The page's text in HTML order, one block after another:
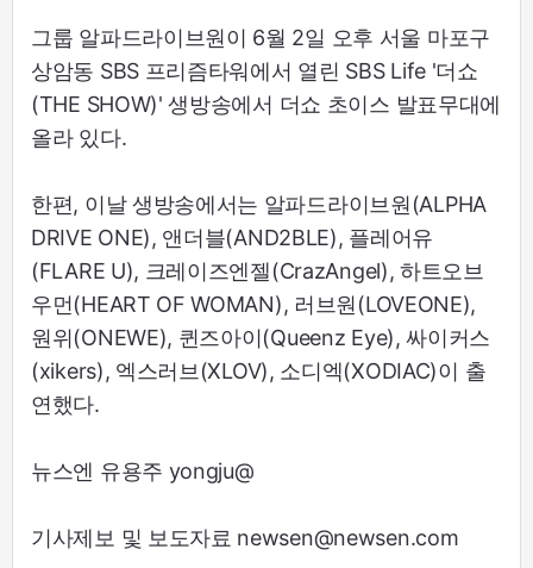
그룹 알파드라이브원이 6월 2일 오후 서울 마포구
상암동 SBS 프리즘타워에서 열린 SBS Life '더쇼
(THE SHOW)' 생방송에서 더쇼 초이스 발표무대에
올라 있다.
한편, 이날 생방송에서는 알파드라이브원(ALPHA
DRIVE ONE), 앤더블(AND2BLE), 플레어유
(FLARE U), 크레이즈엔젤(CrazAngel), 하트오브
우먼(HEART OF WOMAN), 러브원(LOVEONE),
원위(ONEWE), 퀸즈아이(Queenz Eye), 싸이커스
(xikers), 엑스러브(XLOV), 소디엑(XODIAC)이 출
연했다.
뉴스엔 유용주 yongju@
기사제보 및 보도자료 newsen@newsen.com